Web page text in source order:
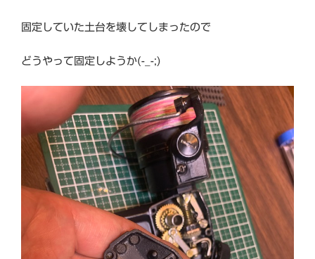
固定していた土台を壊してしまったので
どうやって固定しようか(-_-;)